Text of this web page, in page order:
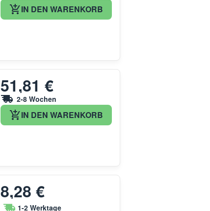
IN DEN WARENKORB
51,81 €
2-8 Wochen
IN DEN WARENKORB
8,28 €
1-2 Werktage